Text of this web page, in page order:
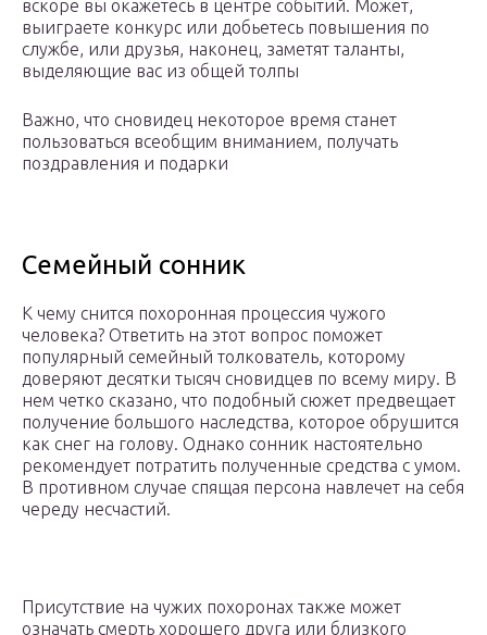
вскоре вы окажетесь в центре событий. Может,
выиграете конкурс или добьетесь повышения по
службе, или друзья, наконец, заметят таланты,
выделяющие вас из общей толпы
Важно, что сновидец некоторое время станет
пользоваться всеобщим вниманием, получать
поздравления и подарки
Семейный сонник
К чему снится похоронная процессия чужого
человека? Ответить на этот вопрос поможет
популярный семейный толкователь, которому
доверяют десятки тысяч сновидцев по всему миру. В
нем четко сказано, что подобный сюжет предвещает
получение большого наследства, которое обрушится
как снег на голову. Однако сонник настоятельно
рекомендует потратить полученные средства с умом.
В противном случае спящая персона навлечет на себя
череду несчастий.
Присутствие на чужих похоронах также может
означать смерть хорошего друга или близкого